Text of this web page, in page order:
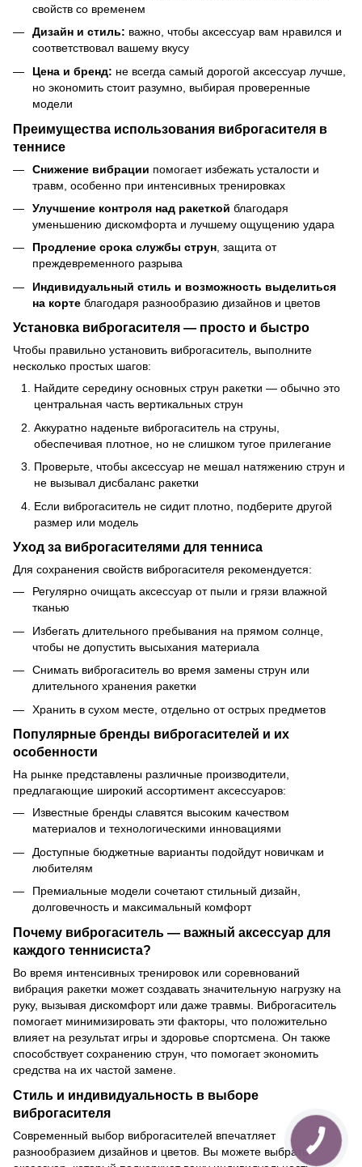
свойств со временем
Дизайн и стиль: важно, чтобы аксессуар вам нравился и
соответствовал вашему вкусу
Цена и бренд: не всегда самый дорогой аксессуар лучше,
но экономить стоит разумно, выбирая проверенные
модели
Преимущества использования виброгасителя в
теннисе
Снижение вибрации помогает избежать усталости и
травм, особенно при интенсивных тренировках
Улучшение контроля над ракеткой благодаря
уменьшению дискомфорта и лучшему ощущению удара
Продление срока службы струн, защита от
преждевременного разрыва
Индивидуальный стиль и возможность выделиться
на корте благодаря разнообразию дизайнов и цветов
Установка виброгасителя — просто и быстро
Чтобы правильно установить виброгаситель, выполните
несколько простых шагов:
Найдите середину основных струн ракетки — обычно это
центральная часть вертикальных струн
Аккуратно наденьте виброгаситель на струны,
обеспечивая плотное, но не слишком тугое прилегание
Проверьте, чтобы аксессуар не мешал натяжению струн и
не вызывал дисбаланс ракетки
Если виброгаситель не сидит плотно, подберите другой
размер или модель
Уход за виброгасителями для тенниса
Для сохранения свойств виброгасителя рекомендуется:
Регулярно очищать аксессуар от пыли и грязи влажной
тканью
Избегать длительного пребывания на прямом солнце,
чтобы не допустить высыхания материала
Снимать виброгаситель во время замены струн или
длительного хранения ракетки
Хранить в сухом месте, отдельно от острых предметов
Популярные бренды виброгасителей и их
особенности
На рынке представлены различные производители,
предлагающие широкий ассортимент аксессуаров:
Известные бренды славятся высоким качеством
материалов и технологическими инновациями
Доступные бюджетные варианты подойдут новичкам и
любителям
Премиальные модели сочетают стильный дизайн,
долговечность и максимальный комфорт
Почему виброгаситель — важный аксессуар для
каждого теннисиста?
Во время интенсивных тренировок или соревнований
вибрация ракетки может создавать значительную нагрузку на
руку, вызывая дискомфорт или даже травмы. Виброгаситель
помогает минимизировать эти факторы, что положительно
влияет на результат игры и здоровье спортсмена. Он также
способствует сохранению струн, что помогает экономить
средства на их частой замене.
Стиль и индивидуальность в выборе
виброгасителя
Современный выбор виброгасителей впечатляет
разнообразием дизайнов и цветов. Вы можете выбрать